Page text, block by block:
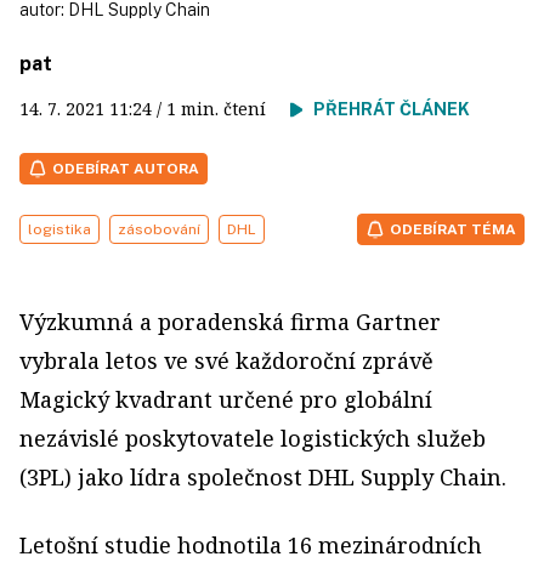
autor: DHL Supply Chain
pat
14. 7. 2021 11:24 / 1 min. čtení PŘEHRÁT ČLÁNEK
ODEBÍRAT AUTORA
logistika zásobování DHL ODEBÍRAT TÉMA
Výzkumná a poradenská firma Gartner
vybrala letos ve své každoroční zprávě
Magický kvadrant určené pro globální
nezávislé poskytovatele logistických služeb
(3PL) jako lídra společnost DHL Supply Chain.
Letošní studie hodnotila 16 mezinárodních